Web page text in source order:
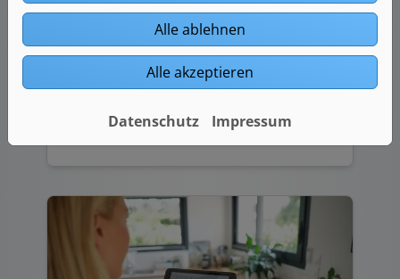
Unsere maßgeschneiderten
Leistungen für Gewerbekunden:
Effizienz, Qualität und Lösungen, die
Ihr Unternehmen voranbringen.
Weiterlesen
Alle ablehnen
Alle akzeptieren
Datenschutz Impressum